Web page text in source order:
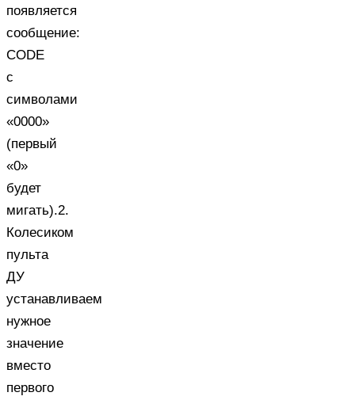
появляется
сообщение:
CODE
с
символами
«0000»
(первый
«0»
будет
мигать).2.
Колесиком
пульта
ДУ
устанавливаем
нужное
значение
вместо
первого